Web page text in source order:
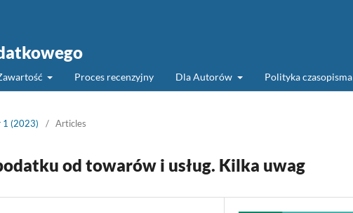
Proces recenzyjny Dla Autorów Polityka czasopisma
1 (2023) / Articles
od towarów i usług. Kilka uwag